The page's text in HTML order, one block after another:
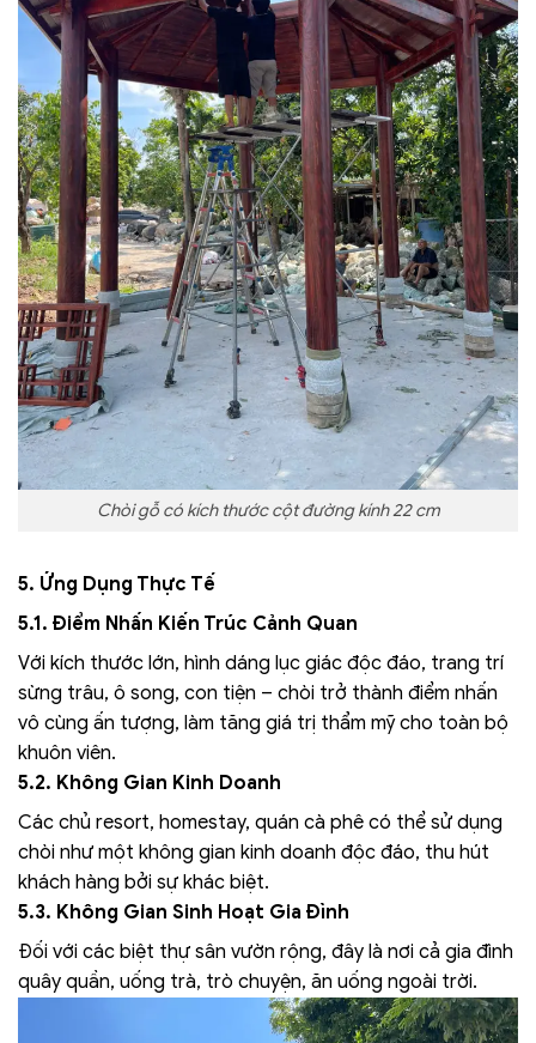
Chòi gỗ có kích thước cột đường kính 22 cm
5. Ứng Dụng Thực Tế
5.1. Điểm Nhấn Kiến Trúc Cảnh Quan
Với kích thước lớn, hình dáng lục giác độc đáo, trang trí
sừng trâu, ô song, con tiện – chòi trở thành điểm nhấn
vô cùng ấn tượng, làm tăng giá trị thẩm mỹ cho toàn bộ
khuôn viên.
5.2. Không Gian Kinh Doanh
Các chủ resort, homestay, quán cà phê có thể sử dụng
chòi như một không gian kinh doanh độc đáo, thu hút
khách hàng bởi sự khác biệt.
5.3. Không Gian Sinh Hoạt Gia Đình
Đối với các biệt thự sân vườn rộng, đây là nơi cả gia đình
quây quần, uống trà, trò chuyện, ăn uống ngoài trời.